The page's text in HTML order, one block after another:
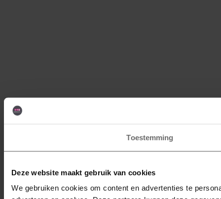
Toestemming
Deze website maakt gebruik van cookies
We gebruiken cookies om content en advertenties te